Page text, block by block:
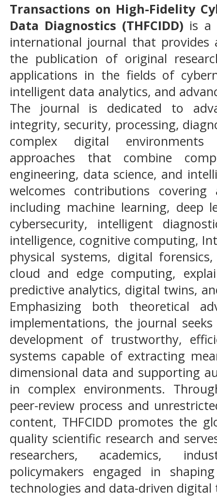
Transactions on High-Fidelity
Data Diagnostics (THFCIDD) is a
international journal that
the publication of original
applications in the fields of
intelligent data analytics, and
The journal is dedicated to
integrity, security, processing,
complex digital environments
approaches that combine
engineering, data science, and
welcomes contributions
including machine learning, deep
cybersecurity, intelligent
intelligence, cognitive computing,
physical systems, digital
cloud and edge computing,
predictive analytics, digital twins,
Emphasizing both theoretical
implementations, the journal
development of trustworthy,
systems capable of extracting
dimensional data and supporting
in complex environments.
peer-review process and
content, THFCIDD promotes the
quality scientific research and
researchers, academics,
policymakers engaged in
technologies and data-driven